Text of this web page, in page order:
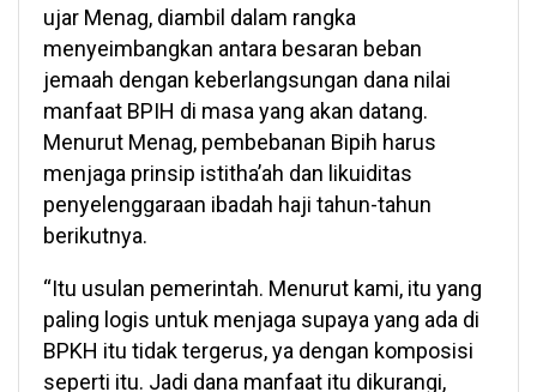
ujar Menag, diambil dalam rangka
menyeimbangkan antara besaran beban
jemaah dengan keberlangsungan dana nilai
manfaat BPIH di masa yang akan datang.
Menurut Menag, pembebanan Bipih harus
menjaga prinsip istitha’ah dan likuiditas
penyelenggaraan ibadah haji tahun-tahun
berikutnya.
“Itu usulan pemerintah. Menurut kami, itu yang
paling logis untuk menjaga supaya yang ada di
BPKH itu tidak tergerus, ya dengan komposisi
seperti itu. Jadi dana manfaat itu dikurangi,